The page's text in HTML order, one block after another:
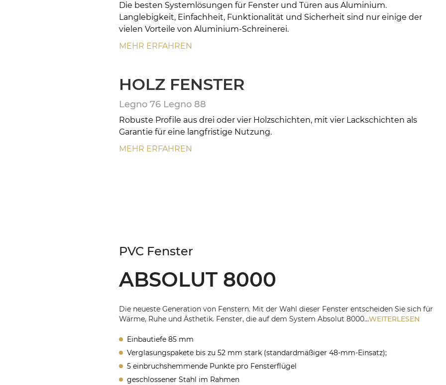
Die besten Systemlösungen für Fenster und Türen aus Aluminium.
Langlebigkeit, Einfachheit, Funktionalität und Sicherheit sind nur einige der
vielen Vorteile von Aluminium-Schreinerei.
MEHR ERFAHREN
HOLZ FENSTER
Legno 76 Legno 88
Robuste Profile aus drei oder vier Holzschichten, mit vier Lackschichten als
Garantie für eine langfristige Nutzung.
MEHR ERFAHREN
PVC Fenster
ABSOLUT 8000
Die neueste Generation von Fenstern. Mit der Wahl dieser Fenster entscheiden Sie sich für
Wärme, Ruhe und Ästhetik. Fenster, die auf dem System Absolut 8000…WEITERLESEN
Einbautiefe 85 mm
Verglasungspakete bis zu 52 mm stark (standardmäßiger 48-mm-Einsatz);
5 einbruchshemmende Punkte pro Fensterflügel
geschlossener Stahl im Rahmen